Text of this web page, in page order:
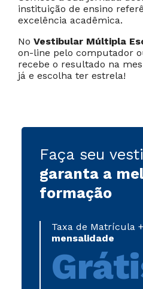
instituição de ensino
excelência acadêmica.
No Vestibular Múltipla
on-line pelo computador
recebe o resultado na
já e escolha ter estrela!
Faça seu
garanta a
formação
Taxa de Matrícula
mensalidade
Cancelar